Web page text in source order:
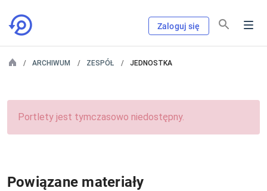
Zaloguj się
ARCHIWUM ZESPÓŁ JEDNOSTKA
Portlety jest tymczasowo niedostępny.
Powiązane materiały